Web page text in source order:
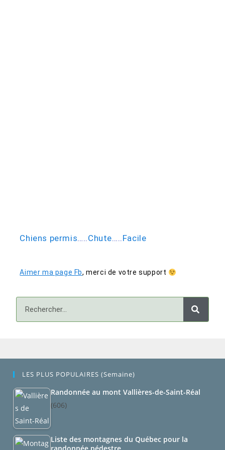
Chiens permis…..Chute…..Facile
Aimer ma page Fb,merci de votre support
LES PLUS POPULAIRES (semaine)
Randonnée au mont Vallières-de-Saint-Réal
(606)
Liste des montagnes du Québec pour la